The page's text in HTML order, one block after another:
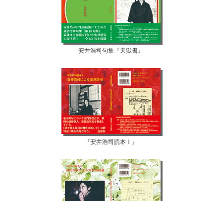
安井浩司句集『天獄書』
『安井浩司読本Ⅰ』